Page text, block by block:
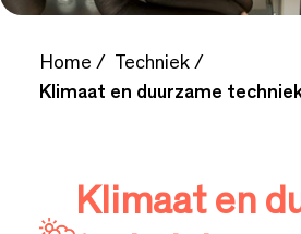
Home
Techniek
Klimaat en duurzame
Klimaat en